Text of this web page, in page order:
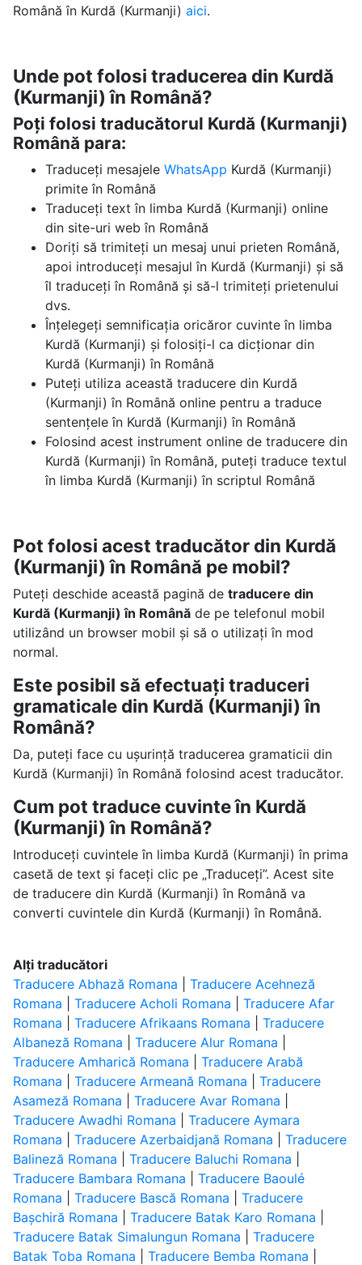
Română în Kurdă (Kurmanji) aici.
Unde pot folosi traducerea din Kurdă
(Kurmanji) în Română?
Poți folosi traducătorul Kurdă (Kurmanji)
Română para:
Traduceți mesajele WhatsApp Kurdă (Kurmanji)
primite în Română
Traduceți text în limba Kurdă (Kurmanji) online
din site-uri web în Română
Doriți să trimiteți un mesaj unui prieten Română,
apoi introduceți mesajul în Kurdă (Kurmanji) și să
îl traduceți în Română și să-l trimiteți prietenului
dvs.
Înțelegeți semnificația oricăror cuvinte în limba
Kurdă (Kurmanji) și folosiți-l ca dicționar din
Kurdă (Kurmanji) în Română
Puteți utiliza această traducere din Kurdă
(Kurmanji) în Română online pentru a traduce
sentențele în Kurdă (Kurmanji) în Română
Folosind acest instrument online de traducere din
Kurdă (Kurmanji) în Română, puteți traduce textul
în limba Kurdă (Kurmanji) în scriptul Română
Pot folosi acest traducător din Kurdă
(Kurmanji) în Română pe mobil?
Puteți deschide această pagină de traducere din
Kurdă (Kurmanji) în Românăde pe telefonul mobil
utilizând un browser mobil și să o utilizați în mod
normal.
Este posibil să efectuați traduceri
gramaticale din Kurdă (Kurmanji) în
Română?
Da, puteți face cu ușurință traducerea gramaticii din
Kurdă (Kurmanji) în Română folosind acest traducător.
Cum pot traduce cuvinte în Kurdă
(Kurmanji) în Română?
Introduceți cuvintele în limba Kurdă (Kurmanji) în prima
casetă de text și faceți clic pe „Traduceți”. Acest site
de traducere din Kurdă (Kurmanji) în Română va
converti cuvintele din Kurdă (Kurmanji) în Română.
Alți traducători
Traducere Abhază Romana
Traducere Acehneză
Romana
Traducere Acholi Romana
Traducere Afar
Romana
Traducere Afrikaans Romana
Traducere
Albaneză Romana
Traducere Alur Romana
Traducere Amharică Romana
Traducere Arabă
Romana
Traducere Armeană Romana
Traducere
Asameză Romana
Traducere Avar Romana
Traducere Awadhi Romana
Traducere Aymara
Romana
Traducere Azerbaidjană Romana
Traducere
Balineză Romana
Traducere Baluchi Romana
Traducere Bambara Romana
Traducere Baoulé
Romana
Traducere Bască Romana
Traducere
Bașchiră Romana
Traducere Batak Karo Romana
Traducere Batak Simalungun Romana
Traducere
Batak Toba Romana
Traducere Bemba Romana